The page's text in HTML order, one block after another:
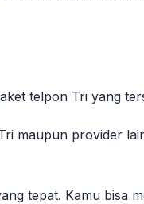
telpon Tri yang
maupun provider
tepat. Kamu bisa